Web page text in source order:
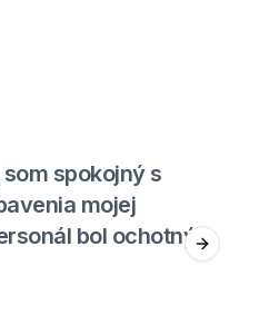
spokojný s
mojej
bol ochotný
Next